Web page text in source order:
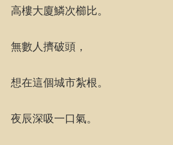
高樓大廈鱗次櫛比。
無數人擠破頭，
想在這個城市紮根。
夜辰深吸一口氣。